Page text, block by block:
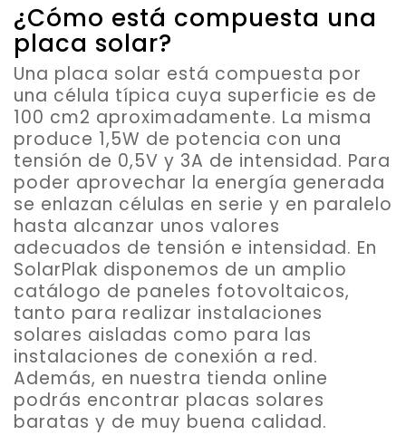
¿Cómo está compuesta una
placa solar?
Una placa solar está compuesta por
una célula típica cuya superficie es de
100 cm2 aproximadamente. La misma
produce 1,5W de potencia con una
tensión de 0,5V y 3A de intensidad. Para
poder aprovechar la energía generada
se enlazan células en serie y en paralelo
hasta alcanzar unos valores
adecuados de tensión e intensidad. En
SolarPlak disponemos de un amplio
catálogo de paneles fotovoltaicos,
tanto para realizar instalaciones
solares aisladas como para las
instalaciones de conexión a red.
Además, en nuestra tienda online
podrás encontrar placas solares
baratas y de muy buena calidad.